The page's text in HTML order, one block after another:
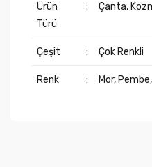
Ürün
Türü
: Çanta,
Çeşit : Çok Renkli
Renk : Mor,